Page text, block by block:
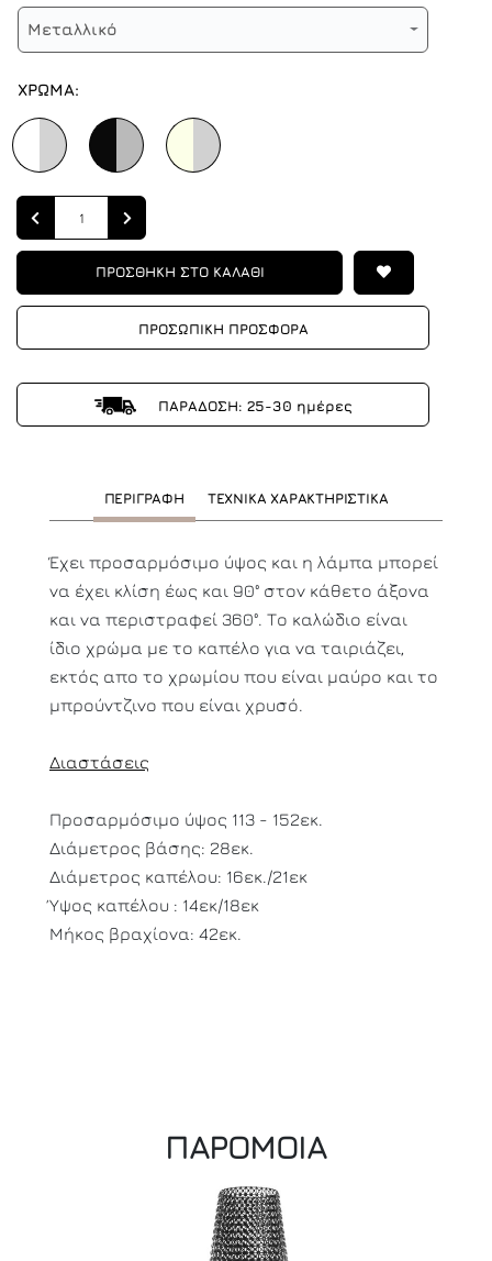
Μεταλλικό
ΧΡΩΜΑ:
Quantity
ΠΡΟΣΘΗΚΗ ΣΤΟ ΚΑΛΑΘΙ
ΠΡΟΣΩΠΙΚΗ ΠΡΟΣΦΟΡΑ
ΠΑΡΑΔΟΣΗ: 25-30 ημέρες
ΠΕΡΙΓΡΑΦΗ ΤΕΧΝΙΚΑ ΧΑΡΑΚΤΗΡΙΣΤΙΚΑ
Έχει προσαρμόσιμο ύψος και η λάμπα μπορεί
να έχει κλίση έως και 90° στον κάθετο άξονα
και να περιστραφεί 360°. Το καλώδιο είναι
ίδιο χρώμα με το καπέλο για να ταιριάζει,
εκτός απο το χρωμίου που είναι μαύρο και το
μπρούντζινο που είναι χρυσό.
Διαστάσεις
Προσαρμόσιμο ύψος 113 - 152εκ.
Διάμετρος βάσης: 28εκ.
Διάμετρος καπέλου: 16εκ./21εκ
Ύψος καπέλου : 14εκ/18εκ
Μήκος βραχίονα: 42εκ.
ΠΑΡΟΜΟΙΑ